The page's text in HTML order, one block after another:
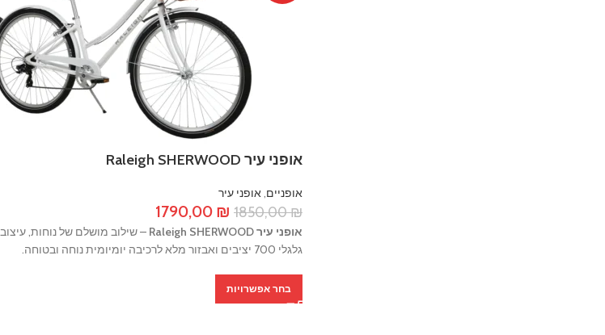
אופני עיר Raleigh SHERWOOD
אופניים,אופני עיר
1850,00₪
המחיר
המקורי
היה:
1850,00 ₪.
1790,00 ₪
הנוכחי
הוא:
אופני עיר Raleigh SHERWOOD
גלגלי 700 יציבים ואבזור מלא לרכיבה יומיומית נוחה ובטוחה.
בחר אפשרויות